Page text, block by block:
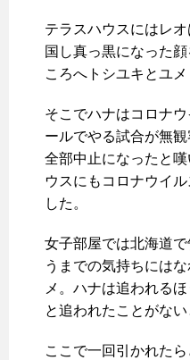
テラスハウスにはレ
国し真っ黒になった
ころへトシユキとユメ
そこでハナはコロナ
ールでやる試合が無
全部中止になったと
ウスにもコロナウイ
した。
女子部屋では北海道
うまでの気持ちには
メ。ハナは追われる
と追われたことがない
ここで一回引かれた